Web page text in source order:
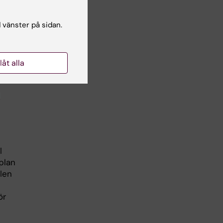
på sidan.
alla